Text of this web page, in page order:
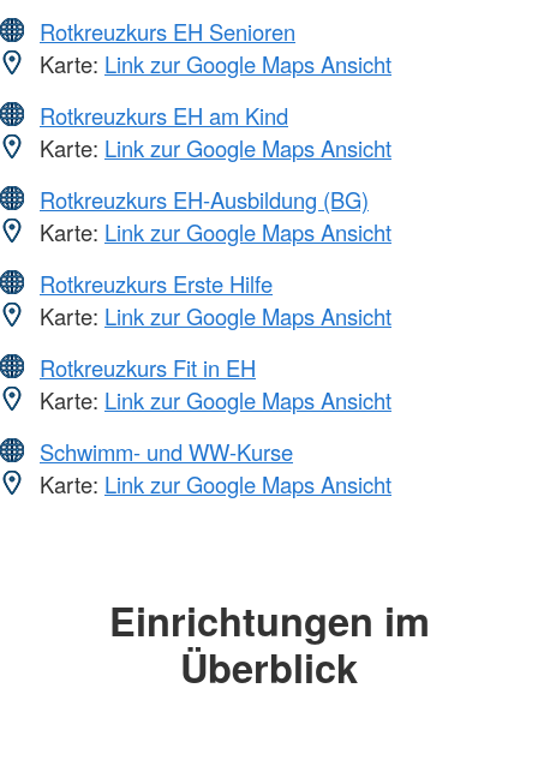
Rotkreuzkurs EH Senioren
Karte: Link zur Google Maps Ansicht
Rotkreuzkurs EH am Kind
Karte: Link zur Google Maps Ansicht
Rotkreuzkurs EH-Ausbildung (BG)
Karte: Link zur Google Maps Ansicht
Rotkreuzkurs Erste Hilfe
Karte: Link zur Google Maps Ansicht
Rotkreuzkurs Fit in EH
Karte: Link zur Google Maps Ansicht
Schwimm- und WW-Kurse
Karte: Link zur Google Maps Ansicht
Einrichtungen im
Überblick